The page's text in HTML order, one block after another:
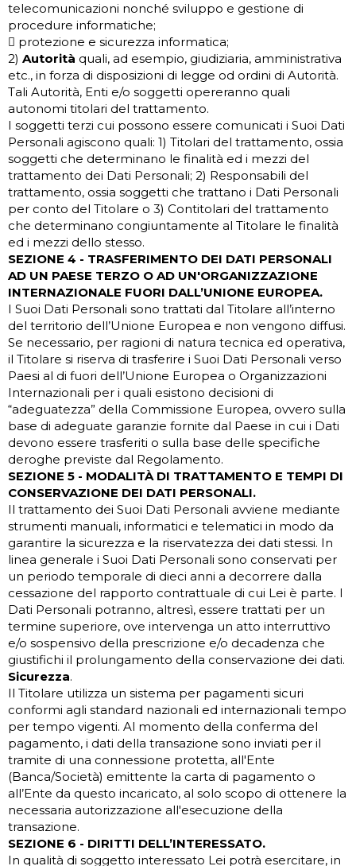
telecomunicazioni nonché sviluppo e gestione di
procedure informatiche;
 protezione e sicurezza informatica;
2) Autorità quali, ad esempio, giudiziaria, amministrativa
etc., in forza di disposizioni di legge od ordini di Autorità.
Tali Autorità, Enti e/o soggetti opereranno quali
autonomi titolari del trattamento.
I soggetti terzi cui possono essere comunicati i Suoi Dati
Personali agiscono quali: 1) Titolari del trattamento, ossia
soggetti che determinano le finalità ed i mezzi del
trattamento dei Dati Personali; 2) Responsabili del
trattamento, ossia soggetti che trattano i Dati Personali
per conto del Titolare o 3) Contitolari del trattamento
che determinano congiuntamente al Titolare le finalità
ed i mezzi dello stesso.
SEZIONE 4 - TRASFERIMENTO DEI DATI PERSONALI
AD UN PAESE TERZO O AD UN'ORGANIZZAZIONE
INTERNAZIONALE FUORI DALL’UNIONE EUROPEA.
I Suoi Dati Personali sono trattati dal Titolare all’interno
del territorio dell’Unione Europea e non vengono diffusi.
Se necessario, per ragioni di natura tecnica ed operativa,
il Titolare si riserva di trasferire i Suoi Dati Personali verso
Paesi al di fuori dell’Unione Europea o Organizzazioni
Internazionali per i quali esistono decisioni di
“adeguatezza” della Commissione Europea, ovvero sulla
base di adeguate garanzie fornite dal Paese in cui i Dati
devono essere trasferiti o sulla base delle specifiche
deroghe previste dal Regolamento.
SEZIONE 5 - MODALITÀ DI TRATTAMENTO E TEMPI DI
CONSERVAZIONE DEI DATI PERSONALI.
Il trattamento dei Suoi Dati Personali avviene mediante
strumenti manuali, informatici e telematici in modo da
garantire la sicurezza e la riservatezza dei dati stessi. In
linea generale i Suoi Dati Personali sono conservati per
un periodo temporale di dieci anni a decorrere dalla
cessazione del rapporto contrattuale di cui Lei è parte. I
Dati Personali potranno, altresì, essere trattati per un
termine superiore, ove intervenga un atto interruttivo
e/o sospensivo della prescrizione e/o decadenza che
giustifichi il prolungamento della conservazione dei dati.
Sicurezza.
Il Titolare utilizza un sistema per pagamenti sicuri
conformi agli standard nazionali ed internazionali tempo
per tempo vigenti. Al momento della conferma del
pagamento, i dati della transazione sono inviati per il
tramite di una connessione protetta, all'Ente
(Banca/Società) emittente la carta di pagamento o
all’Ente da questo incaricato, al solo scopo di ottenere la
necessaria autorizzazione all'esecuzione della
transazione.
SEZIONE 6 - DIRITTI DELL’INTERESSATO.
In qualità di soggetto interessato Lei potrà esercitare, in